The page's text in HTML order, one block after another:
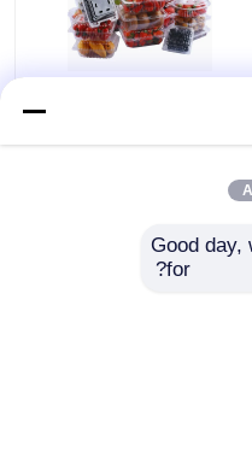
ختم حراري لحماية مثالية
Good day,
for?